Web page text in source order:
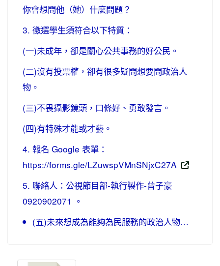
你會想問他（她）什麼問題？
3. 徵選學生須符合以下特質：
(一)未成年，卻是關心公共事務的好公民。
(二)沒有投票權，卻有很多疑問想要問政治人
物。
(三)不畏攝影鏡頭，口條好、勇敢發言。
(四)有特殊才能或才藝。
4. 報名 Google 表單：
https://forms.gle/LZuwspVMnSNjxC27A
5. 聯絡人：公視節目部-執行製作-曾子豪
0920902071 。
(五)未來想成為能夠為民服務的政治人物…